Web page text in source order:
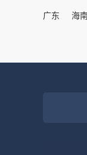
杨
很实用很方
广东
海